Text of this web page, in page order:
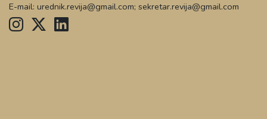
E-mail: urednik.revija@gmail.com; sekretar.revija@gmail.com